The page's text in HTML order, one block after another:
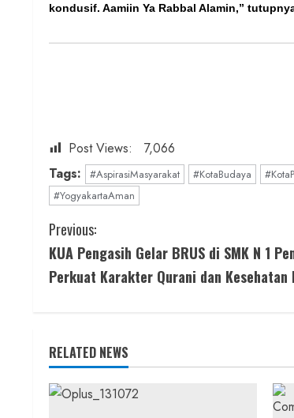
kondusif. Aamiin Ya Rabbal Alamin,”
Post Views:
7,066
Tags:
#AspirasiMasyarakat #KotaBudaya
#YogyakartaAman
C
o
i
n
Previous:
KUA Pengasih Gelar BRUS di SMK N 1
Perkuat Karakter Qurani dan Kesehatan
RELATED NEWS